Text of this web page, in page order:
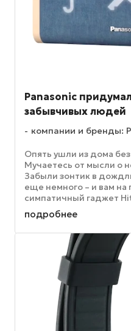
Panasonic
забывчивых людей
компании и бренды:
Опять ушли из дома
Мучаетесь от мысли о
Забыли зонтик в
еще немного – и вам
симпатичный гаджет
японской компанией
подробнее